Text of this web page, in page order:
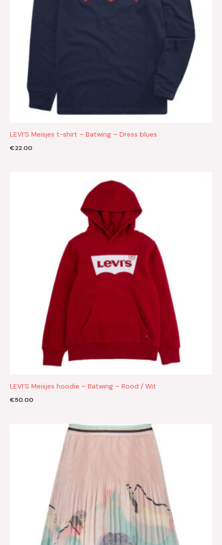
LEVI’S Meisjes t-shirt – Batwing – Dress blues
€22.00
LEVI’S Meisjes hoodie – Batwing – Rood / Wit
€50.00